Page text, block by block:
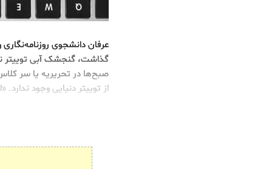
عرفان دانشجوی
گذاشت، گنجشک آبی توییتر
صبح‌ها در تحریریه یا سر
از توییتر دنیایی وجود